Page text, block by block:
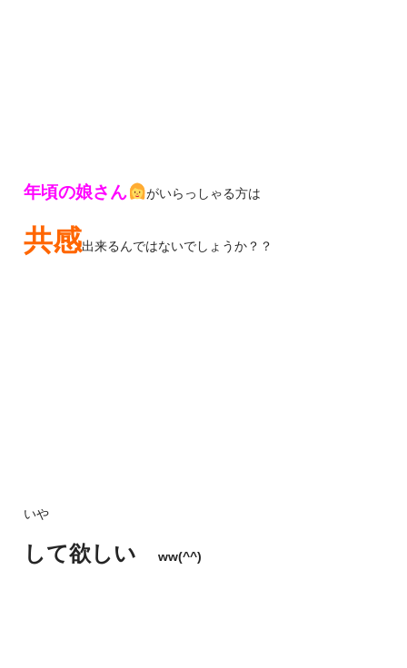
年頃の娘さん がいらっしゃる方は
共感出来るんではないでしょうか？？
いや
して欲しいww(^^)